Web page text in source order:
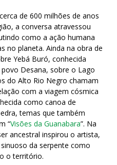
de 600 milhões de anos
a conversa atravessou
como a ação humana
no planeta. Ainda na obra de
Yebá Buró, conhecida
Desana, sobre o Lago
do Alto Rio Negro chamam
com a viagem cósmica
como canoa de
temas que também
“Visões da Guanabara”. Na
ancestral inspirou o artista,
da serpente como
o território.